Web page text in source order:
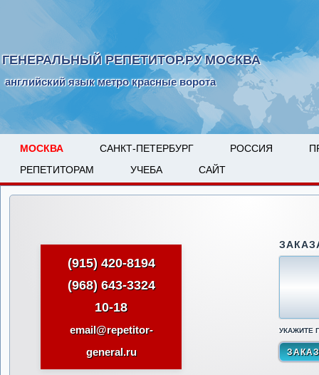
ГЕНЕРАЛЬНЫЙ РЕПЕТИТОР.РУ МОСКВА
английский язык метро красные ворота
МОСКВА САНКТ-ПЕТЕРБУРГ РОССИЯ
РЕПЕТИТОРАМ
УЧЕБА САЙТ
(915) 420-8194
(968) 643-3324
10-18
email@repetitor-
general.ru
УКАЖИТЕ